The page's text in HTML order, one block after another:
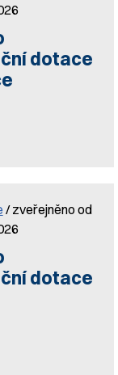
dotace
/ zveřejněno od
dotace